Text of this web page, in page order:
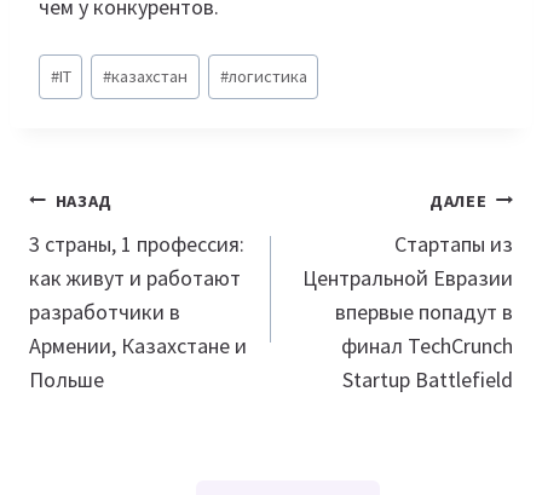
чем у конкурентов.
Метки
записи:
#IT #казахстан #логистика
Навигация
по
записям
НАЗАД
3 страны, 1 профессия:
как живут и работают
разработчики в
Армении, Казахстане и
Польше
ДАЛЕЕ
Стартапы из
Центральной Евразии
впервые попадут в
финал TechCrunch
Startup Battlefield